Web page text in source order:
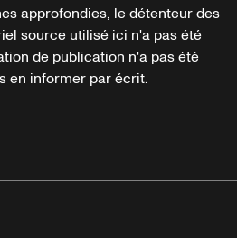
approfondies, le détenteur des
source utilisé ici n'a pas été
de publication n'a pas été
en informer par écrit.